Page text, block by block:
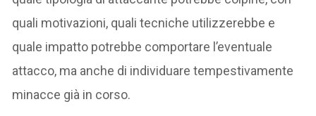
quali motivazioni, quali tecniche utilizzerebbe e
quale impatto potrebbe comportare l’eventuale
attacco, ma anche di individuare tempestivamente
minacce già in corso.